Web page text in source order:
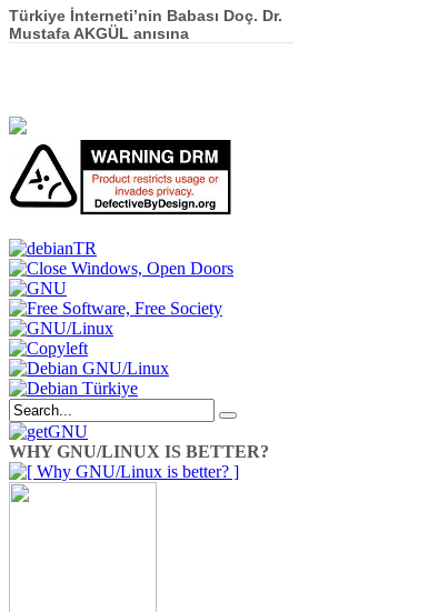
Türkiye İnterneti’nin Babası Doç. Dr.
Mustafa AKGÜL anısına
WHY GNU/LINUX IS BETTER?